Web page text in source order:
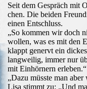
Seit dem Gespräch mit
chen. Die beiden
einen Entschluss.
„So kommen wir doch
wollen, was es mit den
klappt genervt ein
langweilig, immer nur
mit Einhörnern erleben.“
„Dazu müsste man
Lisa stimmt zu: „Und